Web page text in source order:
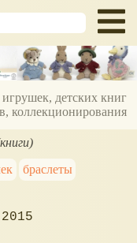
детских книг
коллекционирования
браслеты